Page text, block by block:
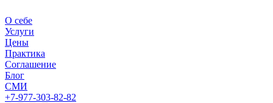
О себе
Услуги
Цены
Практика
Соглашение
Блог
СМИ
+7-977-303-82-82